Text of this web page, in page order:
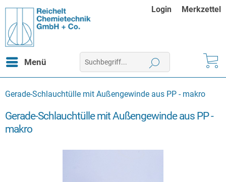
Login Merkzettel
Menü
Gerade-Schlauchtülle mit Außengewinde aus PP - makro
Gerade-Schlauchtülle mit Außengewinde aus PP -
makro